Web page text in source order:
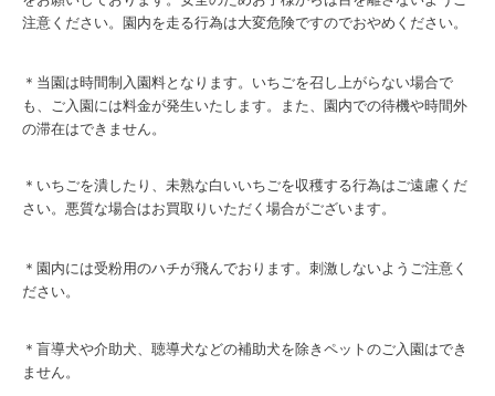
注意ください。園内を走る行為は大変危険ですのでおやめください。
＊当園は時間制入園料となります。いちごを召し上がらない場合で
も、ご入園には料金が発生いたします。また、
園内での待機や時間外
の滞在はできません。
＊いちごを潰したり、未熟な白いいちごを収穫する行為はご遠慮くだ
さい。悪質な場合はお買取りいただく場合がございます。
＊園内には受粉用のハチが飛んでおります。刺激しないようご注意く
ださい。
＊盲導犬や介助犬、聴導犬などの補助犬を除きペットのご入園はでき
ません。